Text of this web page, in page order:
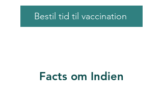
Bestil tid til vaccination
Facts om Indien